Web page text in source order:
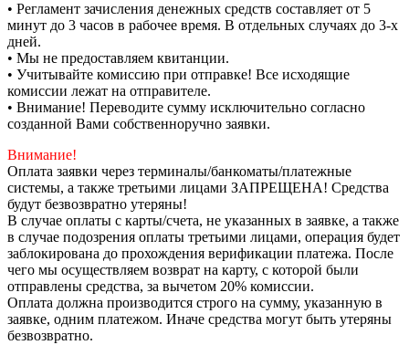
• Регламент зачисления денежных средств составляет от 5
минут до 3 часов в рабочее время. В отдельных случаях до 3-х
дней.
• Мы не предоставляем квитанции.
• Учитывайте комиссию при отправке! Все исходящие
комиссии лежат на отправителе.
• Внимание! Переводите сумму исключительно согласно
созданной Вами собственноручно заявки.
Внимание!
Оплата заявки через терминалы/банкоматы/платежные
системы, а также третьими лицами ЗАПРЕЩЕНА! Средства
будут безвозвратно утеряны!
В случае оплаты с карты/счета, не указанных в заявке, а также
в случае подозрения оплаты третьими лицами, операция будет
заблокирована до прохождения верификации платежа. После
чего мы осуществляем возврат на карту, с которой были
отправлены средства, за вычетом 20% комиссии.
Оплата должна производится строго на сумму, указанную в
заявке, одним платежом. Иначе средства могут быть утеряны
безвозвратно.